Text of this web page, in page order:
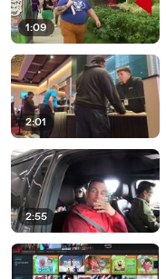
1:09
2:01
2:55